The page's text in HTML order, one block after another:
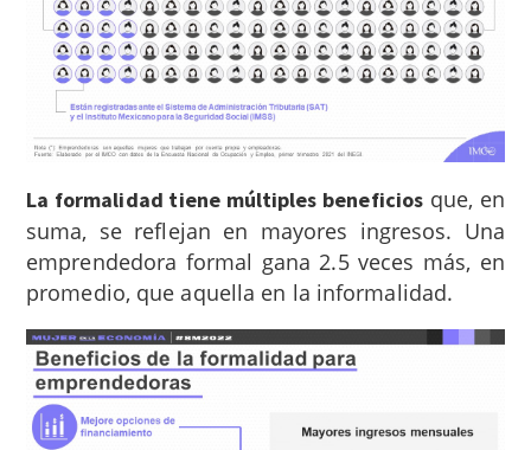
La formalidad tiene múltiples beneficios que, en
suma, se reflejan en mayores ingresos. Una
emprendedora formal gana 2.5 veces más, en
promedio, que aquella en la informalidad.